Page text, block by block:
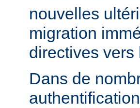
nouvelles
migration
directives
Dans de